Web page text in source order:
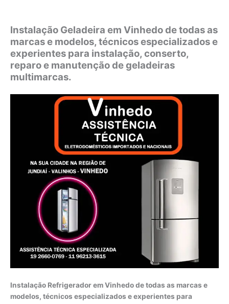
Instalação Geladeira em Vinhedo de todas as
marcas e modelos, técnicos especializados e
experientes para instalação, conserto,
reparo e manutenção de geladeiras
multimarcas.
Instalação Refrigerador em Vinhedo de todas as marcas e
modelos, técnicos especializados e experientes para